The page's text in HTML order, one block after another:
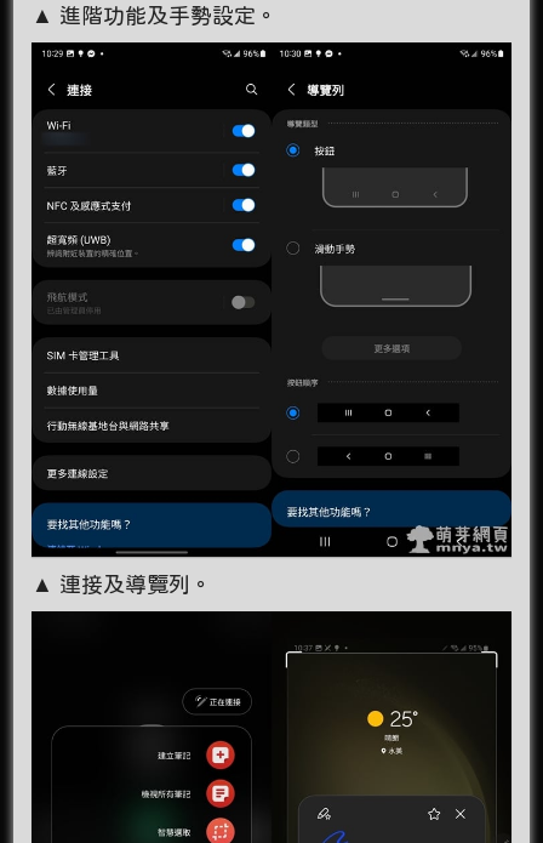
▲ 進階功能及手勢設定。
▲ 連接及導覽列。